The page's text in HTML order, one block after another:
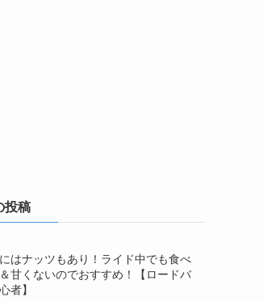
投稿
はナッツもあり！ライド中でも食べ
甘くないのでおすすめ！【ロードバ
者】